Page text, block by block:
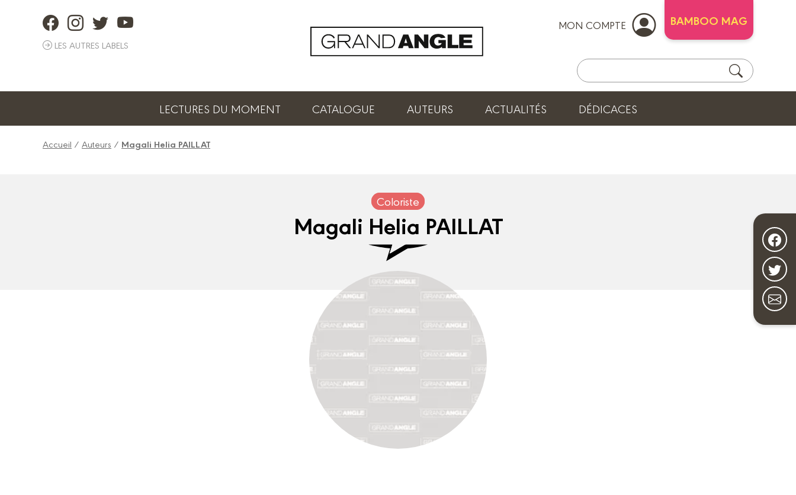
LES AUTRES LABELS
MON COMPTE BAMBOO MAG
LECTURES DU MOMENT CATALOGUE AUTEURS ACTUALITÉS DÉDICACES
Accueil / Auteurs / Magali Helia PAILLAT
Coloriste
Magali Helia PAILLAT